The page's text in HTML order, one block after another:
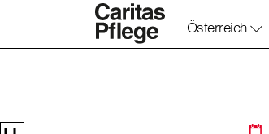
Zum Inhalt dieser Seite
Zur Navigation
Zum Footer dieser Seite
Österreich